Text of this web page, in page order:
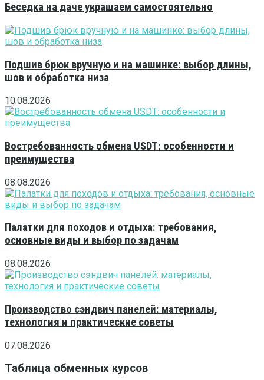
Беседка на даче украшаем самостоятельно
Подшив брюк вручную и на машинке: выбор длины,
шов и обработка низа
10.08.2026
Востребованность обмена USDT: особенности и
преимущества
08.08.2026
Палатки для походов и отдыха: требования,
основные виды и выбор по задачам
08.08.2026
Производство сэндвич панелей: материалы,
технология и практические советы
07.08.2026
Таблица обменных курсов